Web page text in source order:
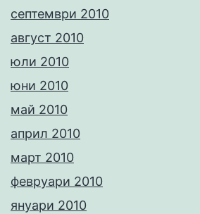
септември 2010
август 2010
юли 2010
юни 2010
май 2010
април 2010
март 2010
февруари 2010
януари 2010